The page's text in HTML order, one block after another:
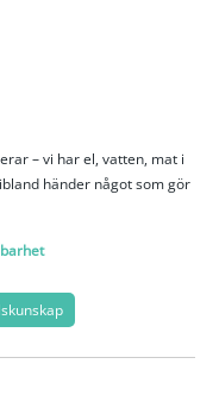
– vi har el, vatten, mat i
händer något som gör